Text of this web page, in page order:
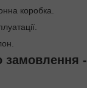
коробка.
замовлення -